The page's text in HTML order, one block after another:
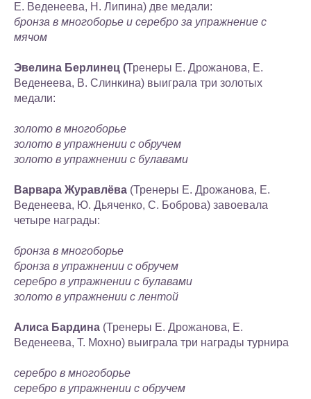
Е. Веденеева, Н. Липина) две медали:
бронза в многоборье и серебро за упражнение с
мячом
Эвелина Берлинец (Тренеры Е. Дрожанова, Е.
Веденеева, В. Слинкина) выиграла три золотых
медали:
золото в многоборье
золото в упражнении с обручем
золото в упражнении с булавами
Варвара Журавлёва (Тренеры Е. Дрожанова, Е.
Веденеева, Ю. Дьяченко, С. Боброва) завоевала
четыре награды:
бронза в многоборье
бронза в упражнении с обручем
серебро в упражнении с булавами
золото в упражнении с лентой
Алиса Бардина (Тренеры Е. Дрожанова, Е.
Веденеева, Т. Мохно) выиграла три награды турнира
серебро в многоборье
серебро в упражнении с обручем